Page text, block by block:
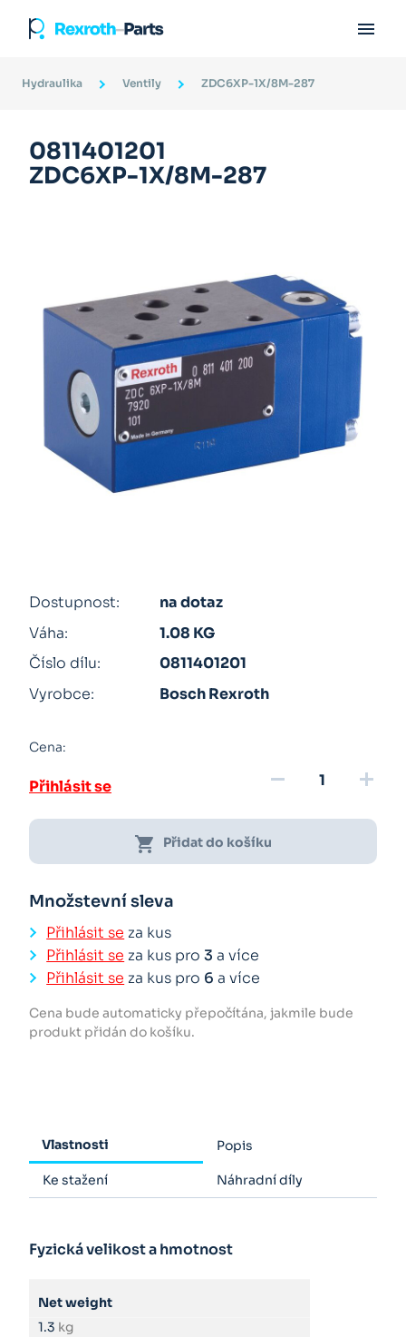

Hydraulika Ventily ZDC6XP-1X/8M-287
0811401201
ZDC6XP-1X/8M-287
Dostupnost:
na dotaz
Váha:
1.08 KG
Číslo dílu:
0811401201
Vyrobce:
Bosch Rexroth
Cena:
Přihlásit se remove add
shopping_cart Přidat do košíku
Množstevní sleva
Přihlásit se za kus
Přihlásit se za kus pro3 a více
Přihlásit se za kus pro 6 a více
Cena bude automaticky přepočítána, jakmile bude
produkt přidán do košíku.
Vlastnosti Popis
Ke stažení Náhradní díly
Fyzická velikost a hmotnost
Net weight
1.3 kg